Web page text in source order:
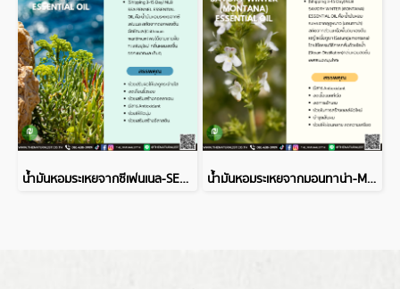
น้ำมันหอมระเหยจากซีเฟนเนล-SEA FENNEL ESSENTIAL OIL น้ำมันหอมระเหยจากมอนทาน่า-MONTANA ESSENTIAL OIL